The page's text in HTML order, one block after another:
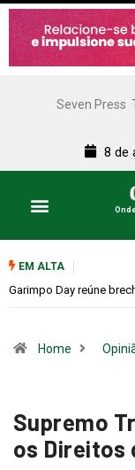
Seven Press
8 de
EM ALTA
Bugonia transforma
Home
Supremo
os Direitos